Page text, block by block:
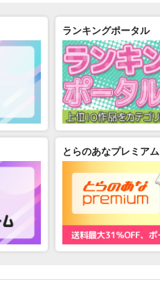
ランキングポータル
とらのあなプレミアム